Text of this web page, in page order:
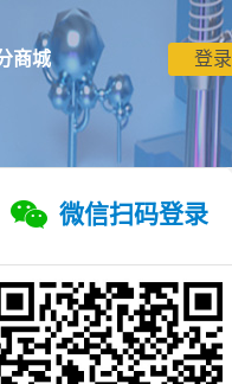
商城 登录
微信扫码登录